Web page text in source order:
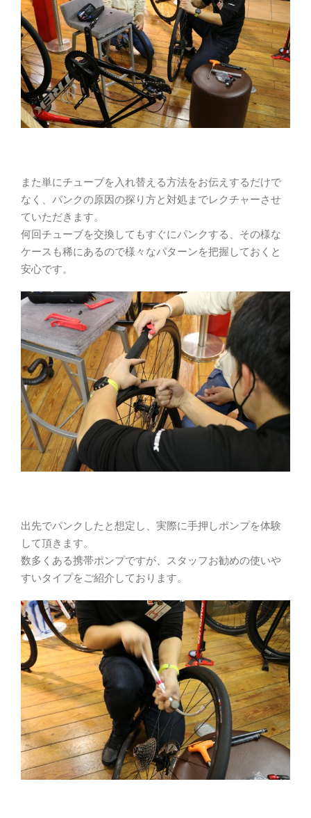
また単にチューブを入れ替える方法をお伝えするだけで
なく、パンクの原因の探り方と対処までレクチャーさせ
ていただきます。
何回チューブを交換してもすぐにパンクする、その様な
ケースも稀にあるので様々なパターンを把握しておくと
安心です。
出先でパンクしたと想定し、実際に手押しポンプを体験
して頂きます。
数多くある携帯ポンプですが、スタッフお勧めの使いや
すいタイプをご紹介しております。